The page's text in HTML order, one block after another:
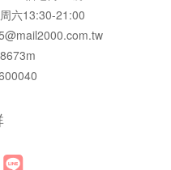
六13:30-21:00